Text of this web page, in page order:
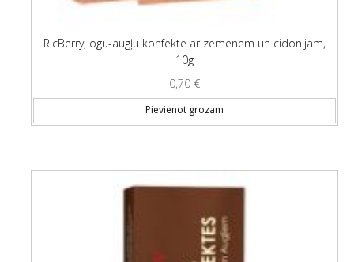
RicBerry, ogu-augļu konfekte ar zemenēm un cidonijām,
10g
0,70 €
Pievienot grozam